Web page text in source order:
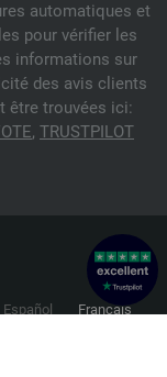
automatiques et
pour vérifier les
informations sur
des avis clients
être trouvées ici:
, TRUSTPILOT
Español
Français